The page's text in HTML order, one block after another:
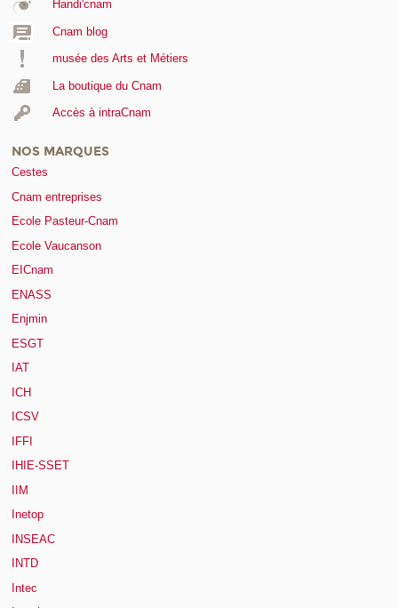
Handi'cnam
Cnam blog
musée des Arts et Métiers
La boutique du Cnam
Accès à intraCnam
NOS MARQUES
Cestes
Cnam entreprises
Ecole Pasteur-Cnam
Ecole Vaucanson
EICnam
ENASS
Enjmin
ESGT
IAT
ICH
ICSV
IFFI
IHIE-SSET
IIM
Inetop
INSEAC
INTD
Intec